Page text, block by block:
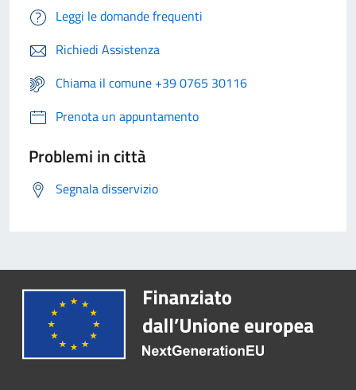
Leggi le domande frequenti
Richiedi Assistenza
Chiama il comune +39 0765 30116
Prenota un appuntamento
Problemi in città
Segnala disservizio